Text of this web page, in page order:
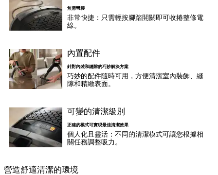
無需彎腰
非常快捷：只需輕按腳踏開關即可收捲整條電
線。
內置配件
針對內裝和縫隙的巧妙解決方案
巧妙的配件隨時可用，方便清潔室內裝飾、縫
隙和精緻表面。
可變的清潔級別
正確的模式可實現最佳清潔效果
個人化且靈活：不同的清潔模式可讓您根據相
關任務調整吸力。
營造舒適清潔的環境